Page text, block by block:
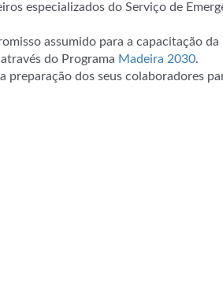
especializados do Serviço de
assumido para a capacitação da
do Programa Madeira 2030.
dos seus colaboradores